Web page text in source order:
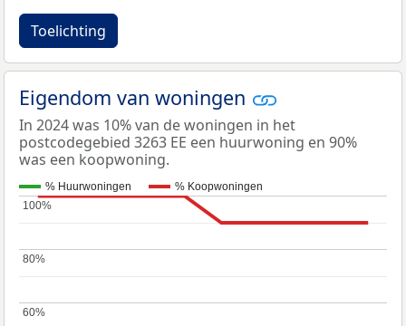
Toelichting
Eigendom van woningen
In 2024 was 10% van de woningen in het
postcodegebied 3263 EE een huurwoning en 90%
was een koopwoning.
% Huurwoningen % Koopwoningen
60%
60%
80%
80%
100%
100%